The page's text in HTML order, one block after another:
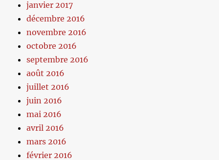
janvier 2017
décembre 2016
novembre 2016
octobre 2016
septembre 2016
août 2016
juillet 2016
juin 2016
mai 2016
avril 2016
mars 2016
février 2016